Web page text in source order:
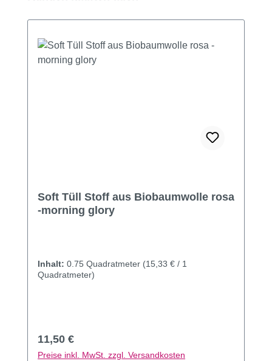
Soft Tüll Stoff aus Biobaumwolle rosa
-morning glory
Inhalt: 0.75 Quadratmeter (15,33 € / 1
Quadratmeter)
Regulärer Preis:
11,50 €
Preise inkl. MwSt. zzgl. Versandkosten